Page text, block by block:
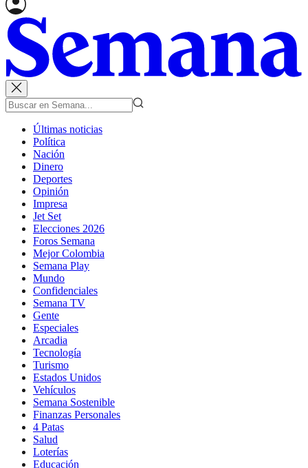
Últimas noticias
Política
Nación
Dinero
Deportes
Opinión
Impresa
Jet Set
Elecciones 2026
Foros Semana
Mejor Colombia
Semana Play
Mundo
Confidenciales
Semana TV
Gente
Especiales
Arcadia
Tecnología
Turismo
Estados Unidos
Vehículos
Semana Sostenible
Finanzas Personales
4 Patas
Salud
Loterías
Educación